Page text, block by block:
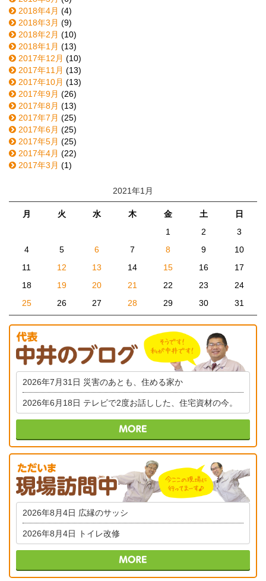
2018年4月 (4)
2018年3月 (9)
2018年2月 (10)
2018年1月 (13)
2017年12月 (10)
2017年11月 (13)
2017年10月 (13)
2017年9月 (26)
2017年8月 (13)
2017年7月 (25)
2017年6月 (25)
2017年5月 (25)
2017年4月 (22)
2017年3月 (1)
2021年1月
月 火 水 木 金 土
日
1
2
3
4
5 6 7 8 9
10
11
12 13 14 15 16
17
18
19 20 21 22 23
24
25
26 27 28 29 30 31
2026年7月31日 災害のあとも、住める家か
2026年6月18日 テレビで2度お話しした、住宅資材の今。
2026年8月4日 広縁のサッシ
2026年8月4日 トイレ改修